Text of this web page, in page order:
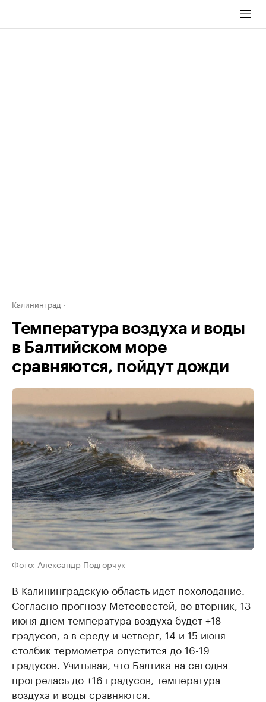
Калининград
Температура воздуха и воды
в Балтийском море
сравняются, пойдут дожди
Фото: Александр Подгорчук
В Калининградскую область идет похолодание.
Согласно прогнозу Метеовестей, во вторник, 13
июня днем температура воздуха будет +18
градусов, а в среду и четверг, 14 и 15 июня
столбик термометра опустится до 16-19
градусов. Учитывая, что Балтика на сегодня
прогрелась до +16 градусов, температура
воздуха и воды сравняются.